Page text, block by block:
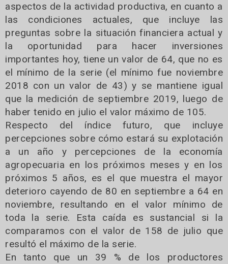
aspectos de la actividad productiva, en cuanto a
las condiciones actuales, que incluye las
preguntas sobre la situación financiera actual y
la oportunidad para hacer inversiones
importantes hoy, tiene un valor de 64, que no es
el mínimo de la serie (el mínimo fue noviembre
2018 con un valor de 43) y se mantiene igual
que la medición de septiembre 2019, luego de
haber tenido en julio el valor máximo de 105.
Respecto del índice futuro, que incluye
percepciones sobre cómo estará su explotación
a un año y percepciones de la economía
agropecuaria en los próximos meses y en los
próximos 5 años, es el que muestra el mayor
deterioro cayendo de 80 en septiembre a 64 en
noviembre, resultando en el valor mínimo de
toda la serie. Esta caída es sustancial si la
comparamos con el valor de 158 de julio que
resultó el máximo de la serie.
En tanto que un 39 % de los productores